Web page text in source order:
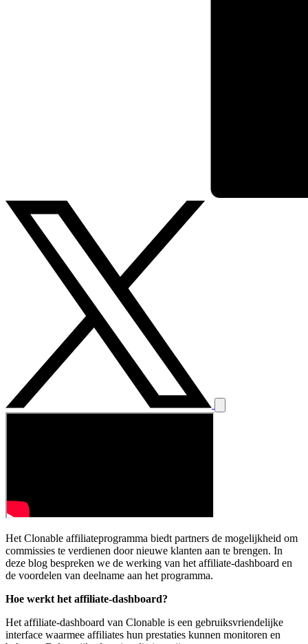
Het Clonable affiliateprogramma biedt partners de mogelijkheid om
commissies te verdienen door nieuwe klanten aan te brengen. In
deze blog bespreken we de werking van het affiliate-dashboard en
de voordelen van deelname aan het programma.
Hoe werkt het affiliate-dashboard?
Het affiliate-dashboard van Clonable is een gebruiksvriendelijke
interface waarmee affiliates hun prestaties kunnen monitoren en